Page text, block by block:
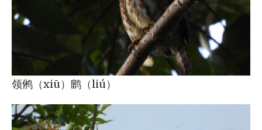
领鸺（xiū）鹠（liú）